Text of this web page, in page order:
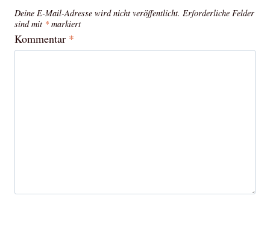
Deine E-Mail-Adresse wird nicht veröffentlicht. Erforderliche Felder
sind mit * markiert
Kommentar *